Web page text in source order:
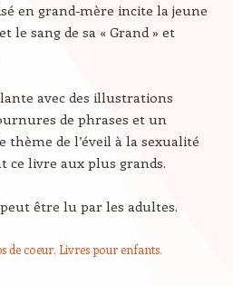
en grand-mère incite la jeune
le sang de sa « Grand » et
avec des illustrations
de phrases et un
thème de l’éveil à la sexualité
ce livre aux plus grands.
être lu par les adultes.
de coeur, Livres pour enfants.